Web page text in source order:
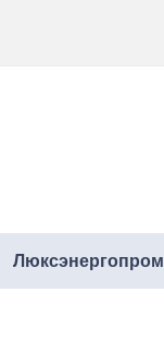
Люксэнергопром